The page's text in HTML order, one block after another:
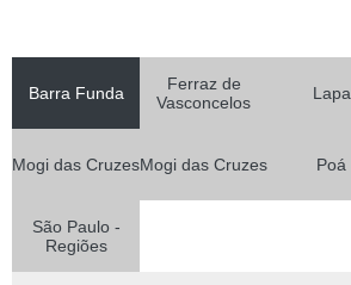
Barra Funda
Ferraz de
Vasconcelos
Lapa
Mogi das CruzesMogi das Cruzes Poá
São Paulo -
Regiões